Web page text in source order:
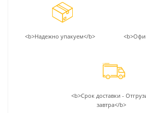
<b>Надежно упакуем</b>
<b>Срок доставки -
завтра</b>